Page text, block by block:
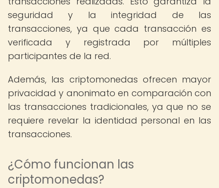
seguridad y la integridad de las
transacciones, ya que cada transacción es
verificada y registrada por múltiples
participantes de la red.
Además, las criptomonedas ofrecen mayor
privacidad y anonimato en comparación con
las transacciones tradicionales, ya que no se
requiere revelar la identidad personal en las
transacciones.
¿Cómo funcionan las
criptomonedas?